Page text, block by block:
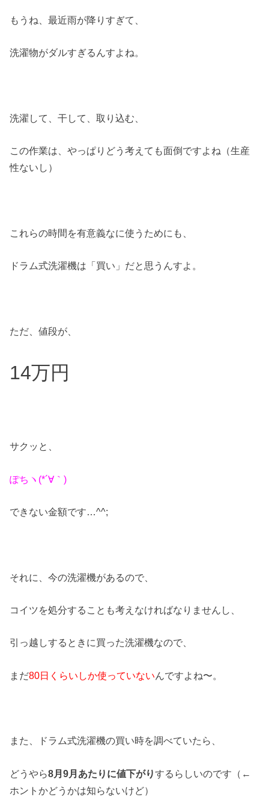
もうね、最近雨が降りすぎて、
洗濯物がダルすぎるんすよね。
洗濯して、干して、取り込む、
この作業は、やっぱりどう考えても面倒ですよね（生産
性ないし）
これらの時間を有意義なに使うためにも、
ドラム式洗濯機は「買い」だと思うんすよ。
ただ、値段が、
14万円
サクッと、
ぽちヽ(*´∀｀)
できない金額です…^^;
それに、今の洗濯機があるので、
コイツを処分することも考えなければなりませんし、
引っ越しするときに買った洗濯機なので、
まだ80日くらいしか使っていないんですよね〜。
また、ドラム式洗濯機の買い時を調べていたら、
どうやら8月9月あたりに値下がりするらしいのです（←
ホントかどうかは知らないけど）